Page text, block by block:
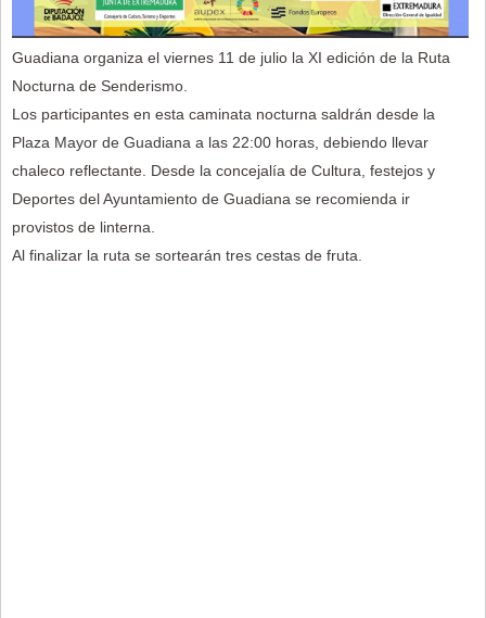
Guadiana organiza el viernes 11 de julio la XI edición de la Ruta
Nocturna de Senderismo.
Los participantes en esta caminata nocturna saldrán desde la
Plaza Mayor de Guadiana a las 22:00 horas, debiendo llevar
chaleco reflectante. Desde la concejalía de Cultura, festejos y
Deportes del Ayuntamiento de Guadiana se recomienda ir
provistos de linterna.
Al finalizar la ruta se sortearán tres cestas de fruta.